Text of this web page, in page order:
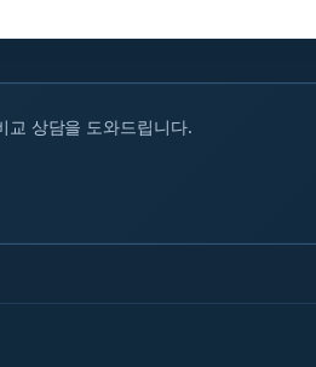
교 상담을 도와드립니다.